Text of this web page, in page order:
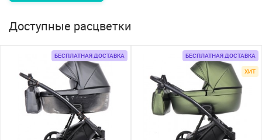
Доступные расцветки
БЕСПЛАТНАЯ ДОСТАВКА
БЕСПЛАТНАЯ ДОСТАВКА
ХИТ